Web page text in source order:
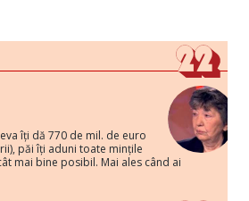
îți dă 770 de mil. de euro
păi îți aduni toate mințile
mai bine posibil. Mai ales când ai